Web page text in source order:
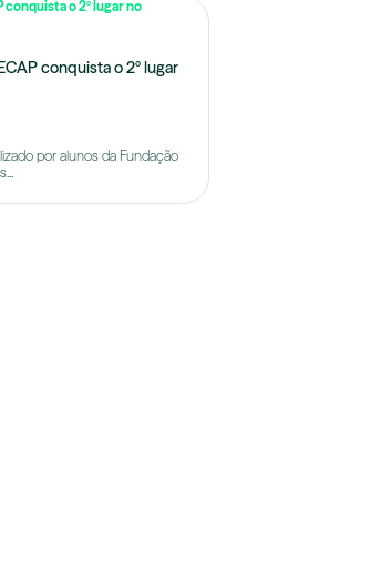
conquista o 2º lugar
por alunos da Fundação